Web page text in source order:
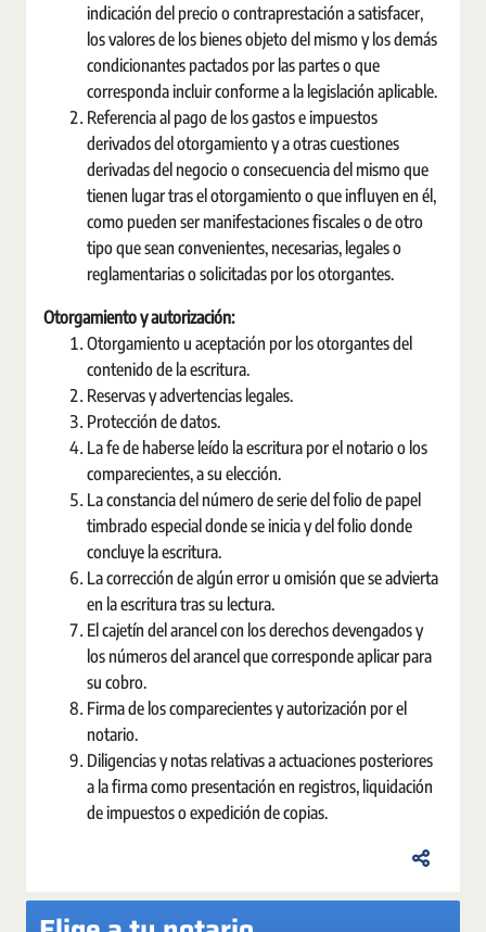
indicación del precio o contraprestación a satisfacer,
los valores de los bienes objeto del mismo y los demás
condicionantes pactados por las partes o que
corresponda incluir conforme a la legislación aplicable.
Referencia al pago de los gastos e impuestos
derivados del otorgamiento y a otras cuestiones
derivadas del negocio o consecuencia del mismo que
tienen lugar tras el otorgamiento o que influyen en él,
como pueden ser manifestaciones fiscales o de otro
tipo que sean convenientes, necesarias, legales o
reglamentarias o solicitadas por los otorgantes.
Otorgamiento y autorización:
Otorgamiento u aceptación por los otorgantes del
contenido de la escritura.
Reservas y advertencias legales.
Protección de datos.
La fe de haberse leído la escritura por el notario o los
comparecientes, a su elección.
La constancia del número de serie del folio de papel
timbrado especial donde se inicia y del folio donde
concluye la escritura.
La corrección de algún error u omisión que se advierta
en la escritura tras su lectura.
El cajetín del arancel con los derechos devengados y
los números del arancel que corresponde aplicar para
su cobro.
Firma de los comparecientes y autorización por el
notario.
Diligencias y notas relativas a actuaciones posteriores
a la firma como presentación en registros, liquidación
de impuestos o expedición de copias.